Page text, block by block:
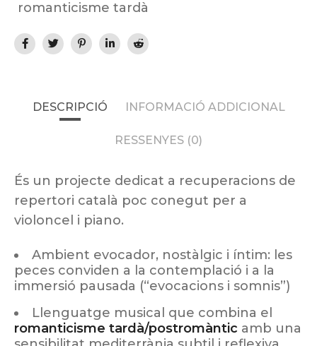
romanticisme tardà
DESCRIPCIÓ INFORMACIÓ ADDICIONAL
RESSENYES (0)
És un projecte dedicat a recuperacions de
repertori català poc conegut per a
violoncel i piano.
Ambient evocador, nostàlgic i íntim: les
peces conviden a la contemplació i a la
immersió pausada (“evocacions i somnis”)
Llenguatge musical que combina el
romanticisme tardà/postromàntic amb una